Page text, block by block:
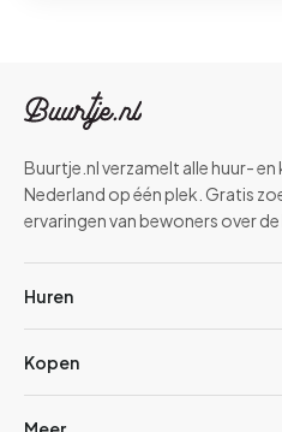
Buurtje.nl verzamelt alle huur-
Nederland op één plek. Gratis
ervaringen van bewoners over de
Huren
Kopen